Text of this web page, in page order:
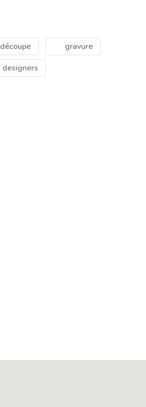
découpe
gravure
designers